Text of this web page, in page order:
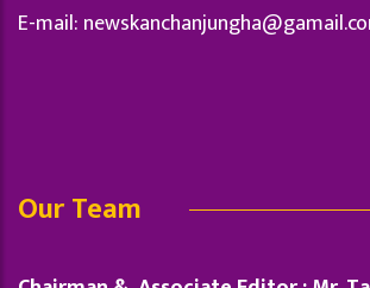
E-mail:
Our Team